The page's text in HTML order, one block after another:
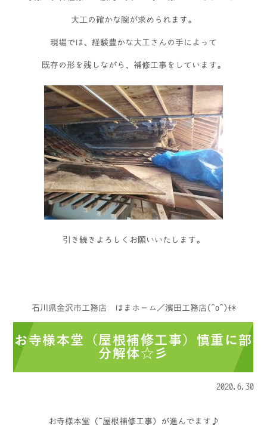
大工の確かな腕が求められます。
現場では、経験豊かな大工さんの手によって
既存の形を残しながら、補修工事をしています。
引き続きよろしくお願いいたします。
石川県金沢市工務店 はまホーム／濱田工務店(^o^)+*
お寺様本堂（屋根補修工事）慎重に部
分解体☆彡
2020.6.30
お寺様本堂（ 屋根補修工事）が進んでます♪